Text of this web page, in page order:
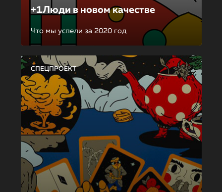
+1Люди в новом качестве
Что мы успели за 2020 год
СПЕЦПРОЕКТ